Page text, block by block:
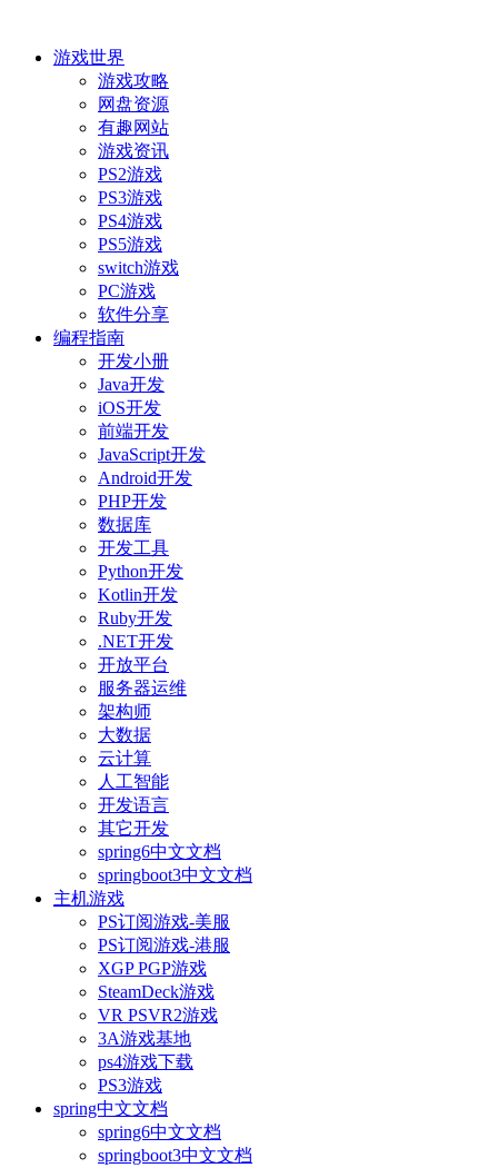
游戏世界
游戏攻略
网盘资源
有趣网站
游戏资讯
PS2游戏
PS3游戏
PS4游戏
PS5游戏
switch游戏
PC游戏
软件分享
编程指南
开发小册
Java开发
iOS开发
前端开发
JavaScript开发
Android开发
PHP开发
数据库
开发工具
Python开发
Kotlin开发
Ruby开发
.NET开发
开放平台
服务器运维
架构师
大数据
云计算
人工智能
开发语言
其它开发
spring6中文文档
springboot3中文文档
主机游戏
PS订阅游戏-美服
PS订阅游戏-港服
XGP PGP游戏
SteamDeck游戏
VR PSVR2游戏
3A游戏基地
ps4游戏下载
PS3游戏
spring中文文档
spring6中文文档
springboot3中文文档